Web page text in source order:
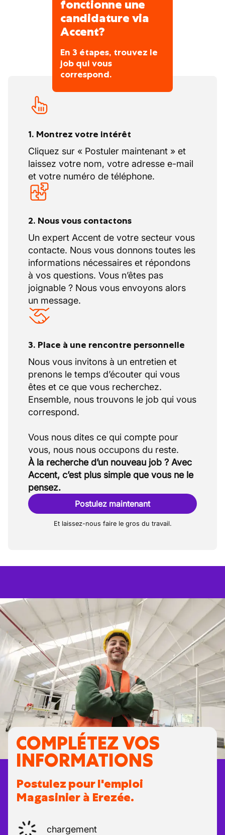
de realisatie van grote projecten, in diverse
fonctionne une
candidature via
Accent?
En 3 étapes, trouvez le
job qui vous
correspond.
1. Montrez votre intérêt
Cliquez sur « Postuler maintenant » et
laissez votre nom, votre adresse e-mail
et votre numéro de téléphone.
2. Nous vous contactons
Un expert Accent de votre secteur vous
contacte. Nous vous donnons toutes les
informations nécessaires et répondons
à vos questions. Vous n’êtes pas
joignable ? Nous vous envoyons alors
un message.
3. Place à une rencontre personnelle
Nous vous invitons à un entretien et
prenons le temps d’écouter qui vous
êtes et ce que vous recherchez.
Ensemble, nous trouvons le job qui vous
correspond.
Vous nous dites ce qui compte pour
À la recherche d’un nouveau job ? Avec
Accent, c’est plus simple que vous ne le
pensez.
Postulez maintenant
Et laissez-nous faire le gros du travail.
COMPLÉTEZ VOS
INFORMATIONS
Postulez pour l'emploi
Magasinier à Erezée.
chargement